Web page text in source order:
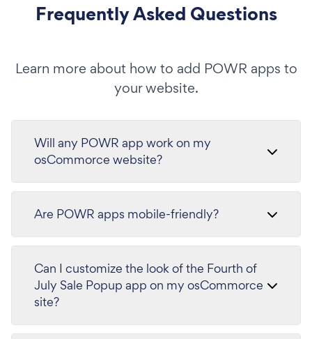
Frequently Asked Questions
Learn more about how to add POWR apps to
your website.
Will any POWR app work on my
osCommorce website?
Are POWR apps mobile-friendly?
Can I customize the look of the Fourth of
July Sale Popup app on my osCommorce
site?